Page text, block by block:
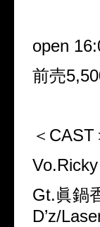
open
前売
＜CAST
Vo.Ricky
Gt.眞鍋
D’z/